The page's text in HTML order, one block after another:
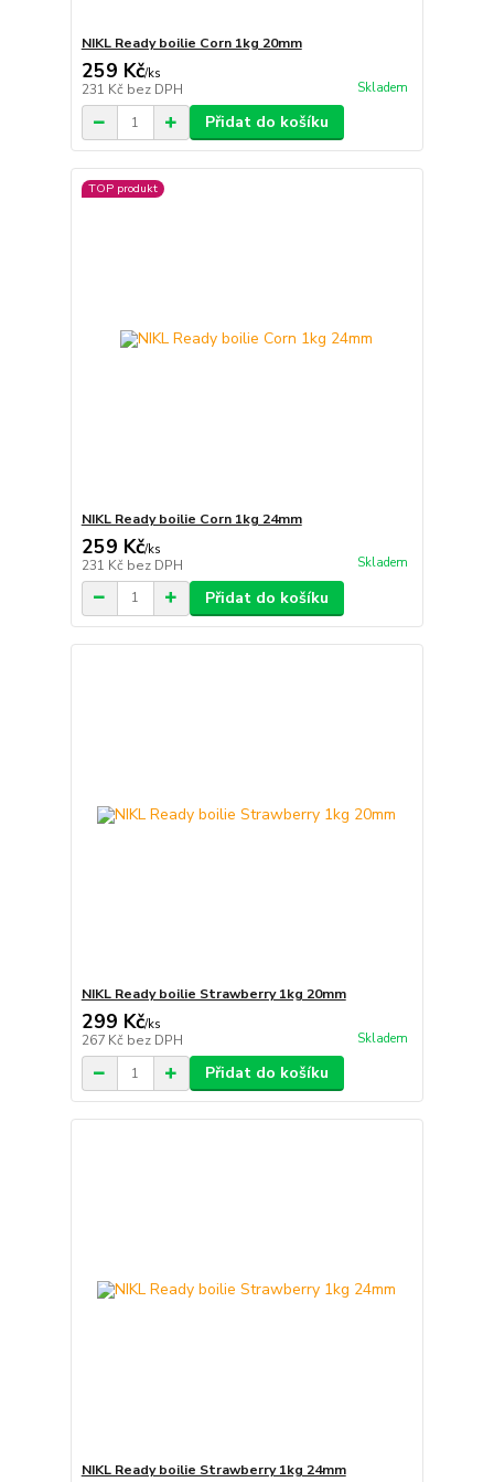
NIKL Ready boilie Corn 1kg 20mm
259 Kč/ks
231 Kč bez DPH Skladem
Přidat do košíku
TOP produkt
NIKL Ready boilie Corn 1kg 24mm
259 Kč/ks
231 Kč bez DPH Skladem
Přidat do košíku
NIKL Ready boilie Strawberry 1kg 20mm
299 Kč/ks
267 Kč bez DPH Skladem
Přidat do košíku
NIKL Ready boilie Strawberry 1kg 24mm